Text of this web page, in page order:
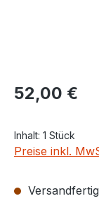
Regulärer Preis:
52,00 €
Inhalt: 1 Stück
Preise inkl.